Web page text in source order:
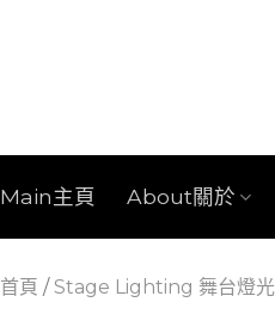
Main主頁 About關於
首頁 /Stage Lighting 舞台燈光